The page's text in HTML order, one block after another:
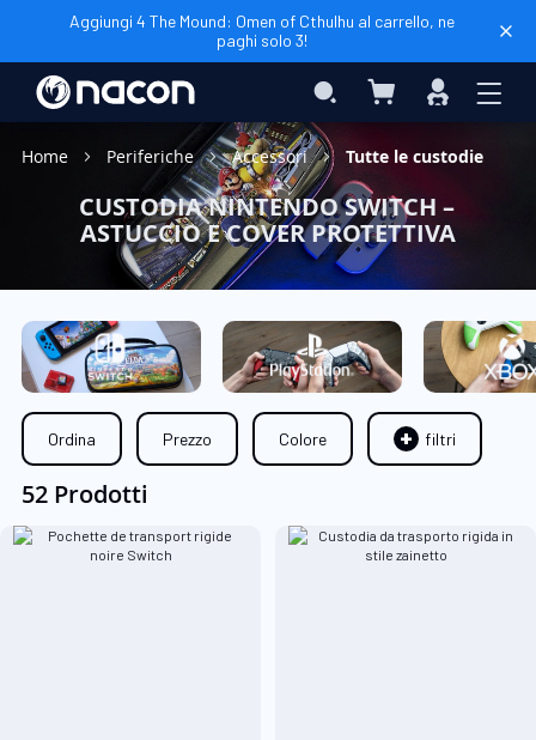
Aggiungi 4 The Mound: Omen of Cthulhu al carrello, ne
paghi solo 3!
Search Carrello Accedi
Home Periferiche Accessori Tutte le custodie
CUSTODIA NINTENDO SWITCH –
ASTUCCIO E COVER PROTETTIVA
Ordina Prezzo Colore filtri
52 Prodotti